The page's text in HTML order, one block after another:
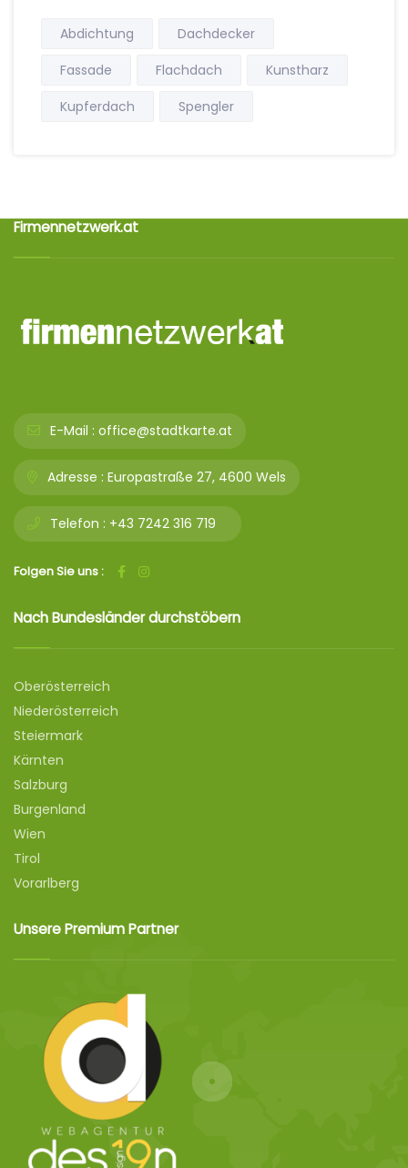
Abdichtung
Dachdecker
Fassade
Flachdach
Kunstharz
Kupferdach
Spengler
Firmennetzwerk.at
E-Mail : office@stadtkarte.at
Adresse : Europastraße 27, 4600 Wels
Telefon : +43 7242 316 719
Folgen Sie uns :
Nach Bundesländer durchstöbern
Oberösterreich
Niederösterreich
Steiermark
Kärnten
Salzburg
Burgenland
Wien
Tirol
Vorarlberg
Unsere Premium Partner